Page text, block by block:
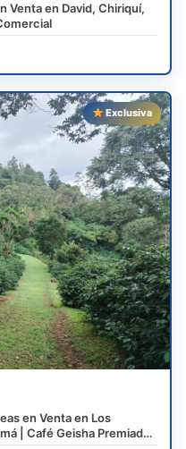
Venta en David, Chiriquí,
Exclusiva
en Venta en Los
| Café Geisha Premiado